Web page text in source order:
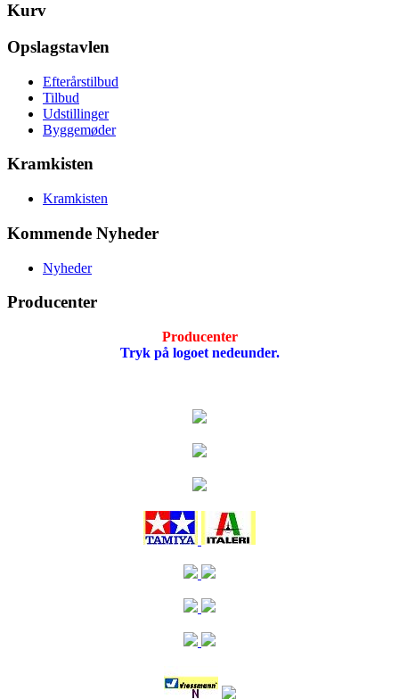
Kurv
Opslagstavlen
Efterårstilbud
Tilbud
Udstillinger
Byggemøder
Kramkisten
Kramkisten
Kommende Nyheder
Nyheder
Producenter
Producenter
Tryk på logoet nedeunder.